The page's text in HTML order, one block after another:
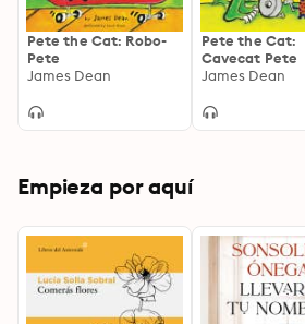
Pete the Cat: Robo-
Pete
James Dean
Pete the Cat:
Cavecat Pete
James Dean
Empieza por aquí